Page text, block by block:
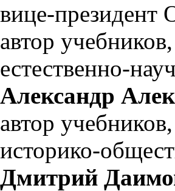
вице-
автор
естественно-
Александр
автор
историко-
Дмитрий